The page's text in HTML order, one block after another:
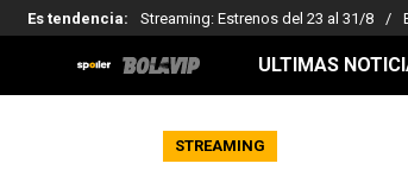
Es tendencia: Streaming: Estrenos del 23 al 31/8
ULTIMAS
STREAMING